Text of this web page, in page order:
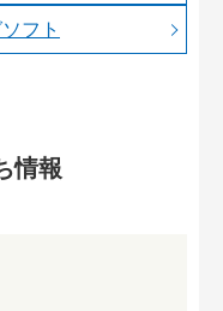
フト
情報